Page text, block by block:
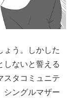
ょう。しかした
しないと誓える
スタコミュニテ
シングルマザー